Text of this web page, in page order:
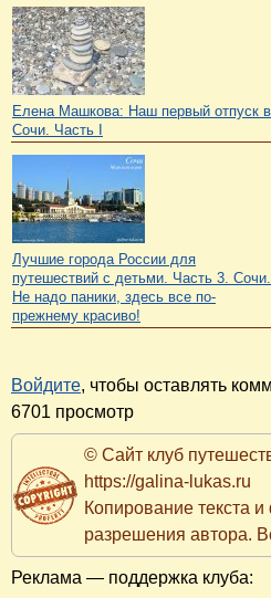
Елена Машкова: Наш первый отпуск в
Сочи. Часть I
Лучшие города России для
путешествий с детьми. Часть 3. Сочи.
Не надо паники, здесь все по-
прежнему красиво!
Войдите, чтобы оставлять
6701 просмотр
© Сайт клуб
https://galina-lukas.ru
Копирование текста и
разрешения автора.
Реклама — поддержка клуба: